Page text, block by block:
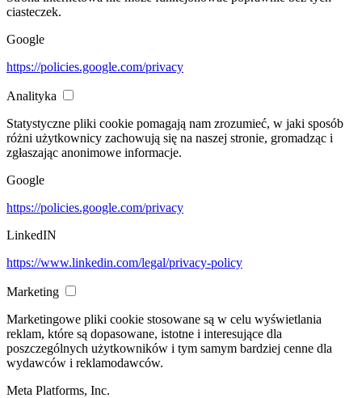
ciasteczek.
Google
https://policies.google.com/privacy
Analityka
Statystyczne pliki cookie pomagają nam zrozumieć, w jaki sposób
różni użytkownicy zachowują się na naszej stronie, gromadząc i
zgłaszając anonimowe informacje.
Google
https://policies.google.com/privacy
LinkedIN
https://www.linkedin.com/legal/privacy-policy
Marketing
Marketingowe pliki cookie stosowane są w celu wyświetlania
reklam, które są dopasowane, istotne i interesujące dla
poszczególnych użytkowników i tym samym bardziej cenne dla
wydawców i reklamodawców.
Meta Platforms, Inc.